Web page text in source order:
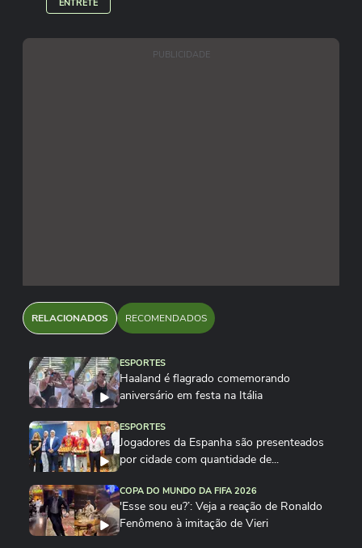
ENTRETÊ
PUBLICIDADE
RELACIONADOS RECOMENDADOS
ESPORTES
Haaland é flagrado comemorando
aniversário em festa na Itália
ESPORTES
Jogadores da Espanha são presenteados
por cidade com quantidade de...
COPA DO MUNDO DA FIFA 2026
'Esse sou eu?’: Veja a reação de Ronaldo
Fenômeno à imitação de Vieri